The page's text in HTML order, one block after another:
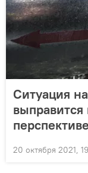
Ситуация
выправится
перспективе
20 октября 2021,